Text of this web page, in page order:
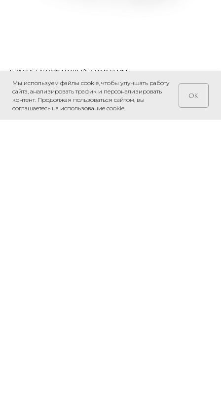
БРАСЛЕТ “ГРАФИТОВЫЙ РИТМ” 12 ММ
217 599 р.
Мы используем файлы cookie, чтобы улучшать работу
сайта, анализировать трафик и персонализировать
контент. Продолжая пользоваться сайтом, вы
соглашаетесь на использование cookie.
OK